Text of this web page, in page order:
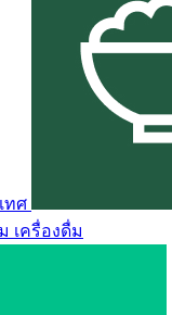
ทศ
เครื่องดื่ม